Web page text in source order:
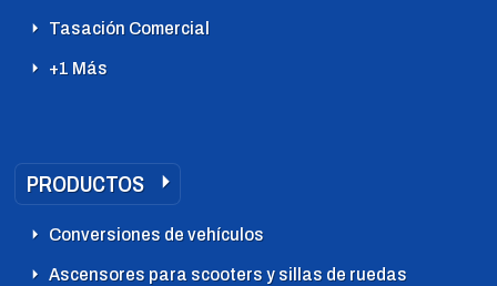
Tasación Comercial
+1 Más
PRODUCTOS
Conversiones de vehículos
Ascensores para scooters y sillas de ruedas